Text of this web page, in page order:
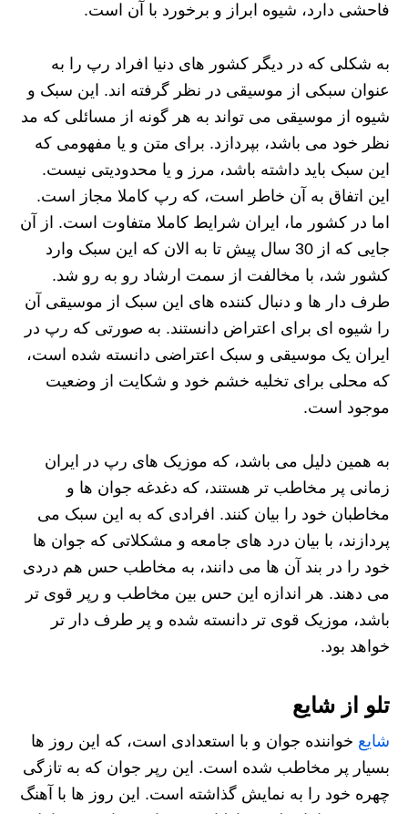
فاحشی دارد، شیوه ابراز و برخورد با آن است.
به شکلی که در دیگر کشور های دنیا افراد رپ را به
عنوان سبکی از موسیقی در نظر گرفته اند. این سبک و
شیوه از موسیقی می تواند به هر گونه از مسائلی که مد
نظر خود می باشد، بپردازد. برای متن و یا مفهومی که
این سبک باید داشته باشد، مرز و یا محدودیتی نیست.
این اتفاق به آن خاطر است، که رپ کاملا مجاز است.
اما در کشور ما، ایران شرایط کاملا متفاوت است. از آن
جایی که از 30 سال پیش تا به الان که این سبک وارد
کشور شد، با مخالفت از سمت ارشاد رو به رو شد.
طرف دار ها و دنبال کننده های این سبک از موسیقی آن
را شیوه ای برای اعتراض دانستند. به صورتی که رپ در
ایران یک موسیقی و سبک اعتراضی دانسته شده است،
که محلی برای تخلیه خشم خود و شکایت از وضعیت
موجود است.
به همین دلیل می باشد، که موزیک های رپ در ایران
زمانی پر مخاطب تر هستند، که دغدغه جوان ها و
مخاطبان خود را بیان کنند. افرادی که به این سبک می
پردازند، با بیان درد های جامعه و مشکلاتی که جوان ها
خود را در بند آن ها می دانند، به مخاطب حس هم دردی
می دهند. هر اندازه این حس بین مخاطب و رپر قوی تر
باشد، موزیک قوی تر دانسته شده و پر طرف دار تر
خواهد بود.
تلو از شایع
شایع خواننده جوان و با استعدادی است، که این روز ها
بسیار پر مخاطب شده است. این رپر جوان که به تازگی
چهره خود را به نمایش گذاشته است. این روز ها با آهنگ